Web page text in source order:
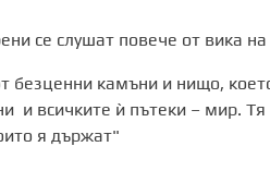
се слушат повече от вика
безценни камъни и нищо,
и всичките ѝ пътеки – мир.
я държат"